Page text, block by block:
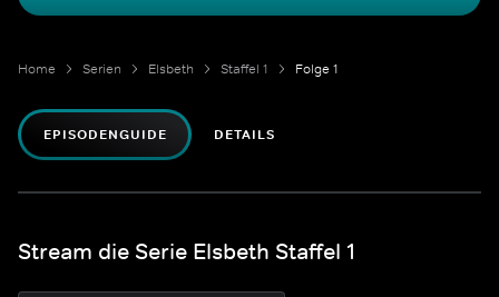
Home Serien Elsbeth Staffel 1 Folge 1
EPISODENGUIDE DETAILS
Stream die Serie Elsbeth Staffel 1